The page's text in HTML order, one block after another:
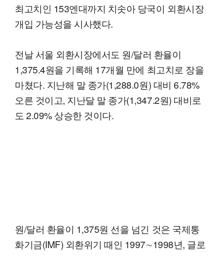
최고치인 153엔대까지 치솟아 당국이 외환시장
개입 가능성을 시사했다.
전날 서울 외환시장에서도 원/달러 환율이
1,375.4원을 기록해 17개월 만에 최고치로 장을
마쳤다. 지난해 말 종가(1,288.0원) 대비 6.78%
오른 것이고, 지난달 말 종가(1,347.2원) 대비로
도 2.09% 상승한 것이다.
원/달러 환율이 1,375원 선을 넘긴 것은 국제통
화기금(IMF) 외환위기 때인 1997∼1998년, 글로